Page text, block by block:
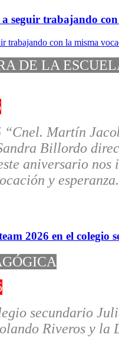
seguir trabajando
DE LA
“Cnel. Martín
Billordo
aniversario nos
y esperanza.
2026 en el colegio
secundario
Riveros y